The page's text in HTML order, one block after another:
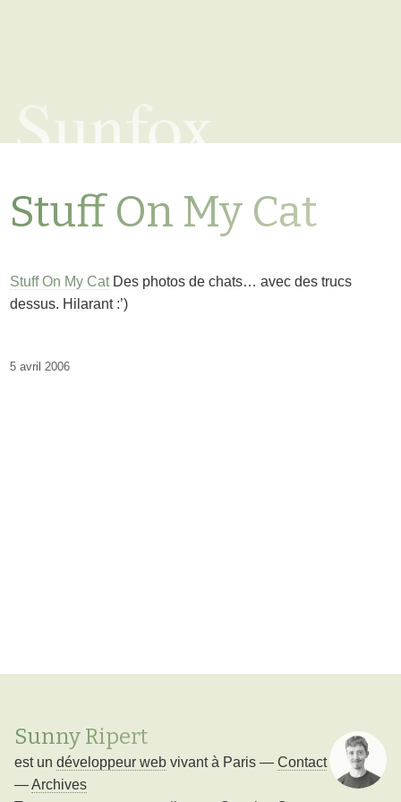
Sunfox
Stuff On My Cat
Stuff On My CatDes photos de chats… avec des trucs
dessus. Hilarant :’)
5 avril 2006
Sunny Ripert
est un développeur web vivant à Paris — Contact
—Archives